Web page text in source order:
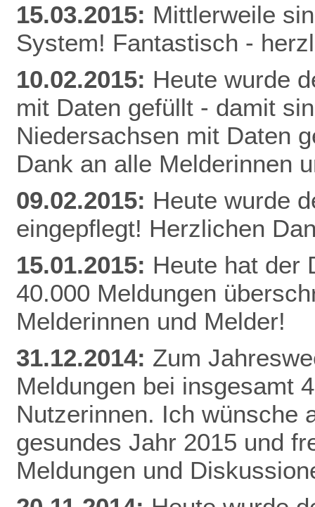
15.03.2015: Mittlerweile
System! Fantastisch -
10.02.2015: Heute wurde
mit Daten gefüllt - damit
Niedersachsen mit Daten
Dank an alle Melderinnen
09.02.2015: Heute wurde
eingepflegt! Herzlichen Da
15.01.2015: Heute hat der
40.000 Meldungen
Melderinnen und Melder!
31.12.2014: Zum
Meldungen bei insgesamt
Nutzerinnen. Ich wünsche
gesundes Jahr 2015 und
Meldungen und